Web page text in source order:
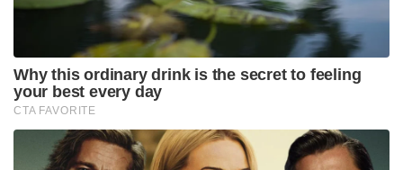
Why this ordinary drink is the secret to feeling
your best every day
CTA FAVORITE